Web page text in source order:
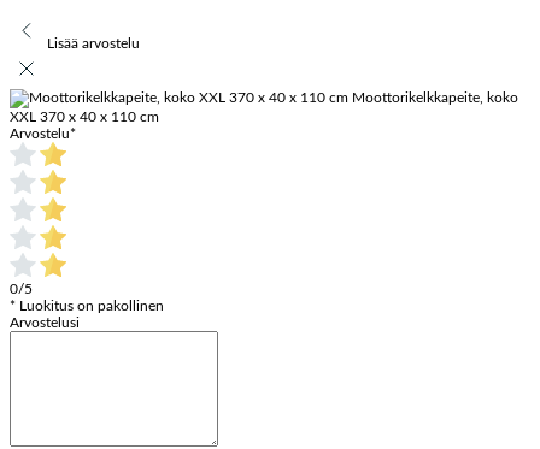
Lisää arvostelu
Moottorikelkkapeite, koko
XXL 370 x 40 x 110 cm
Arvostelu*
0/5
* Luokitus on pakollinen
Arvostelusi